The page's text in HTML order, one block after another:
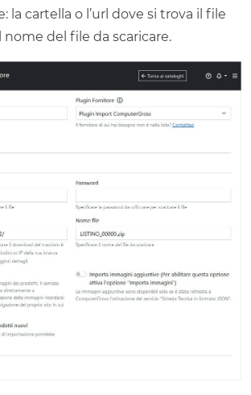
la cartella o l’url dove si trova il file
nome del file da scaricare.